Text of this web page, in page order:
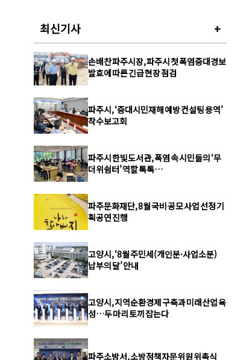
최신기사 +
손배찬 파주시장, 파주시 첫 폭염중대경보
발효에 따른 긴급 현장 점검
파주시, ‘중대시민재해 예방 컨설팅 용역’
착수보고회
파주시 한빛도서관, 폭염 속 시민들의 ‘무
더위쉼터’ 역할 톡톡…
파주문화재단, 8월 국비 공모 사업 선정 기
획공연 진행
고양시, ‘8월 주민세(개인분·사업소분)
납부의 달’ 안내
고양시, 지역순환경제 구축과 미래산업 육
성…두 마리 토끼 잡는다
파주소방서, 소방정책자문위원 위촉식